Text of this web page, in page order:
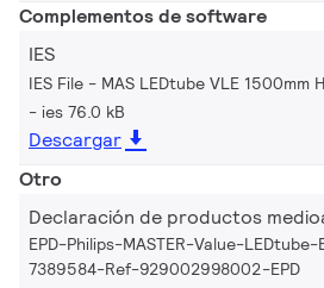
Complementos de software
IES
IES File - MAS LEDtube VLE 1500mm
ies 76.0 kB
Descargar
Otro
Declaración de productos
EPD-Philips-MASTER-Value-
7389584-Ref-929002998002-EPD